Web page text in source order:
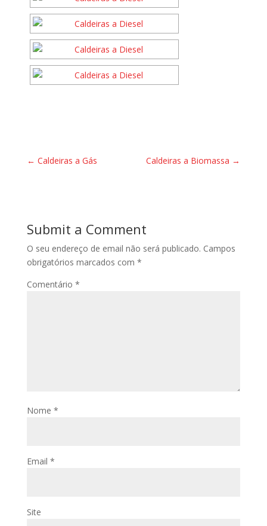
← Caldeiras a Gás Caldeiras a Biomassa →
Submit a Comment
O seu endereço de email não será publicado. Campos
obrigatórios marcados com *
Comentário *
Nome *
Email *
Site